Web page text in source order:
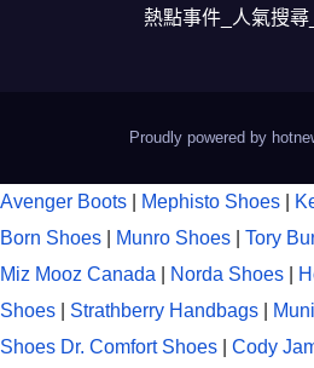
熱點事件_人氣搜尋
Proudly powered by
Avenger Boots Mephisto Shoes
Born Shoes
Munro Shoes Tory
Miz Mooz Canada
Norda Shoes
Shoes
Strathberry Handbags
Shoes Dr. Comfort Shoes Cody